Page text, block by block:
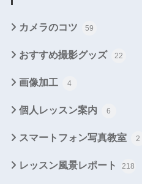
カメラのコツ 59
おすすめ撮影グッズ 22
画像加工 4
個人レッスン案内 6
スマートフォン写真教室 2
レッスン風景レポート 218